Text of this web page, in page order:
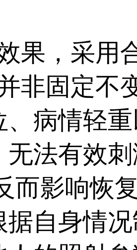
果，采用
非固定不
病情轻
法有效
而影响恢
自身情